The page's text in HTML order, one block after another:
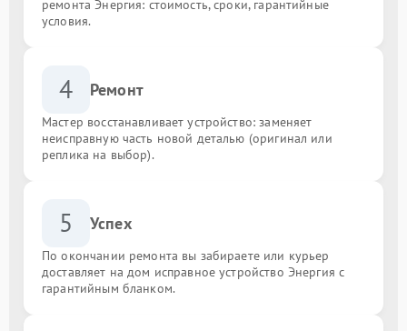
ремонта Энергия: стоимость, сроки, гарантийные
условия.
4 Ремонт
Мастер восстанавливает устройство: заменяет
неисправную часть новой деталью (оригинал или
реплика на выбор).
5 Успех
По окончании ремонта вы забираете или курьер
доставляет на дом исправное устройство Энергия с
гарантийным бланком.